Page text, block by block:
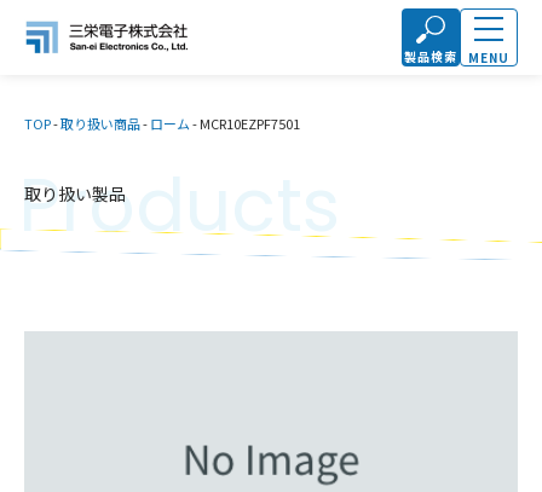
製品検索 MENU
TOP-取り扱い商品-ローム-MCR10EZPF7501
取り扱い製品
Products